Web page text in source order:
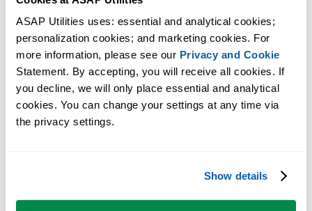
ASAP Utilities uses: essential and analytical cookies;
personalization cookies; and marketing cookies. For
more information, please see our Privacy and Cookie
Statement. By accepting, you will receive all cookies. If
you decline, we will only place essential and analytical
cookies. You can change your settings at any time via
the privacy settings.
Show details